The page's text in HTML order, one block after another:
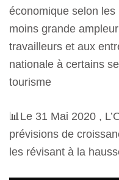
économique selon
moins grande
travailleurs et aux
nationale à certains
tourisme
📊 Le 31 Mai 2020 ,
prévisions de
les révisant à la